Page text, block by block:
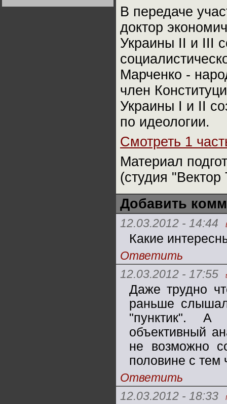
В передаче
доктор
Украины ІІ и
Марченко -
член
Украины I и II
по идеологии.
Смотреть 1
Материал
(студия
Добавить
12.03.2012 - 14:44
Какие
Ответить
12.03.2012 - 17:55
Даже трудно
раньше
"пунктик". А
объективный
не возможно
половине с тем
Ответить
12.03.2012 - 18:33